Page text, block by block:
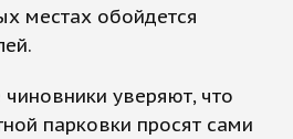
местах обойдется
уверяют, что
парковки просят сами